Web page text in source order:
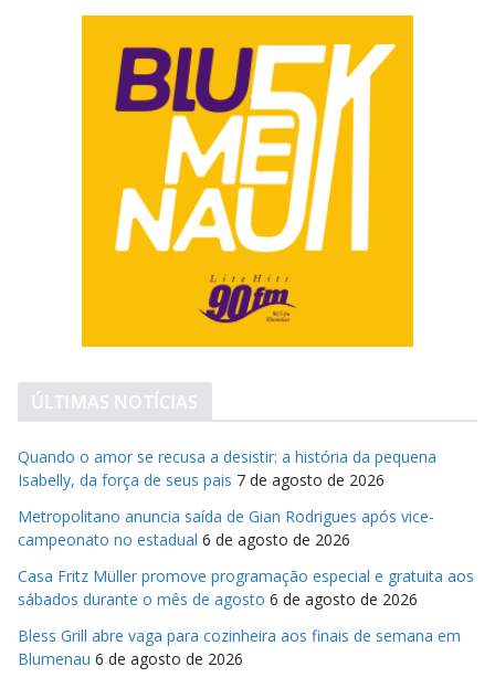
ÚLTIMAS NOTÍCIAS
Quando o amor se recusa a desistir: a história da pequena
Isabelly, da força de seus pais 7 de agosto de 2026
Metropolitano anuncia saída de Gian Rodrigues após vice-
campeonato no estadual 6 de agosto de 2026
Casa Fritz Müller promove programação especial e gratuita aos
sábados durante o mês de agosto 6 de agosto de 2026
Bless Grill abre vaga para cozinheira aos finais de semana em
Blumenau 6 de agosto de 2026